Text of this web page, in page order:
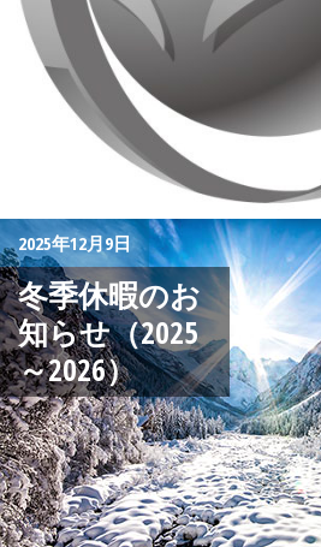
2025年12月9日
冬季休暇のお
知らせ（2025
～2026）